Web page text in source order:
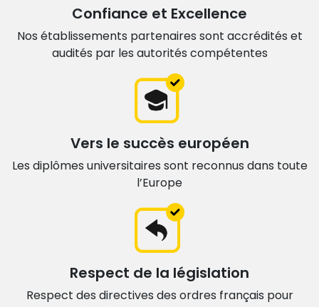
Confiance et Excellence
Nos établissements partenaires sont accrédités et
audités par les autorités compétentes
Vers le succès européen
Les diplômes universitaires sont reconnus dans toute
l’Europe
Respect de la législation
Respect des directives des ordres français pour